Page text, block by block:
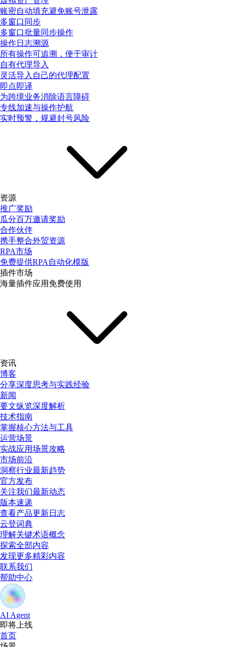
账密自动填充避免账号泄露
多窗口同步
多窗口批量同步操作
操作日志溯源
所有操作可追溯，便于审计
自有代理导入
灵活导入自己的代理配置
即点即译
为跨境业务消除语言障碍
专线加速与操作护航
实时预警，规避封号风险
资源
推广奖励
瓜分百万邀请奖励
合作伙伴
携手整合外贸资源
RPA市场
免费提供RPA自动化模版
插件市场
海量插件应用免费使用
资讯
博客
分享深度思考与实践经验
新闻
要文纵览深度解析
技术指南
掌握核心方法与工具
运营场景
实战应用场景攻略
市场前沿
洞察行业最新趋势
官方发布
关注我们最新动态
版本速递
查看产品更新日志
云登词典
理解关键术语概念
探索全部内容
发现更多精彩内容
联系我们
帮助中心
AI Agent
即将上线
首页